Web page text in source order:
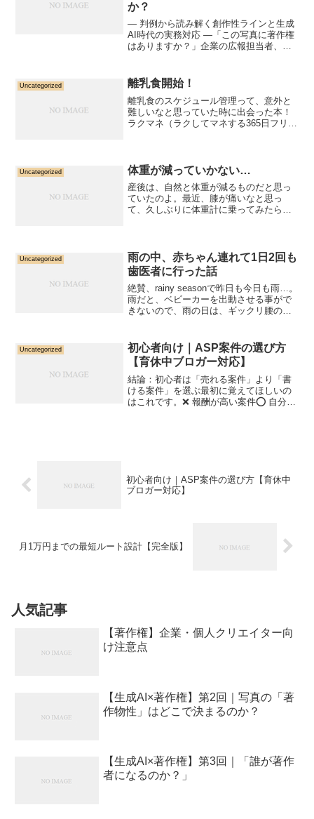
か？
― 判例から読み解く創作性ラインと生成
AI時代の実務対応 ―「この写真に著作権
はありますか？」企業の広報担当者、デ
特に近年は、スマートフォン写真や生成
AIを介在させた画...
Uncategorized 離乳食開始！
離乳食のスケジュール管理って、意外と
難しいなと思っていた時に出会った本！
ラクマネ（ラクしてマネする365日フリー
準備すべき食材も書い...
Uncategorized 体重が減っていかない…
産後は、自然と体重が減るものだと思っ
ていたのよ。最近、膝が痛いなと思っ
て、久しぶりに体重計に乗ってみたら、
ど？？？！」そりゃ膝痛いよね...
Uncategorized
雨の中、赤ちゃん連れて1日2回も
歯医者に行った話
絶賛、rainy seasonで昨日も今日も雨…。
雨だと、ベビーカーを出動させる事がで
きないので、雨の日は、ギックリ腰の爆
で、雨が降ることわかってたので、リス
ケできない...
Uncategorized
初心者向け｜ASP案件の選び方
【育休中ブロガー対応】
結論：初心者は「売れる案件」より「書
ける案件」を選ぶ最初に覚えてほしいの
はこれです。❌ 報酬が高い案件⭕ 自分の
初心者向け｜ASP案件の選び方【育休中
ブロガー対応】
月1万円までの最短ルート設計【完全版】
人気記事
【著作権】企業・個人クリエイター向
け注意点
【生成AI×著作権】第2回｜写真の「著
作物性」はどこで決まるのか？
【生成AI×著作権】第3回｜「誰が著作
者になるのか？」